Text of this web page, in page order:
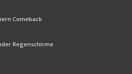
Comeback
Regenschirme